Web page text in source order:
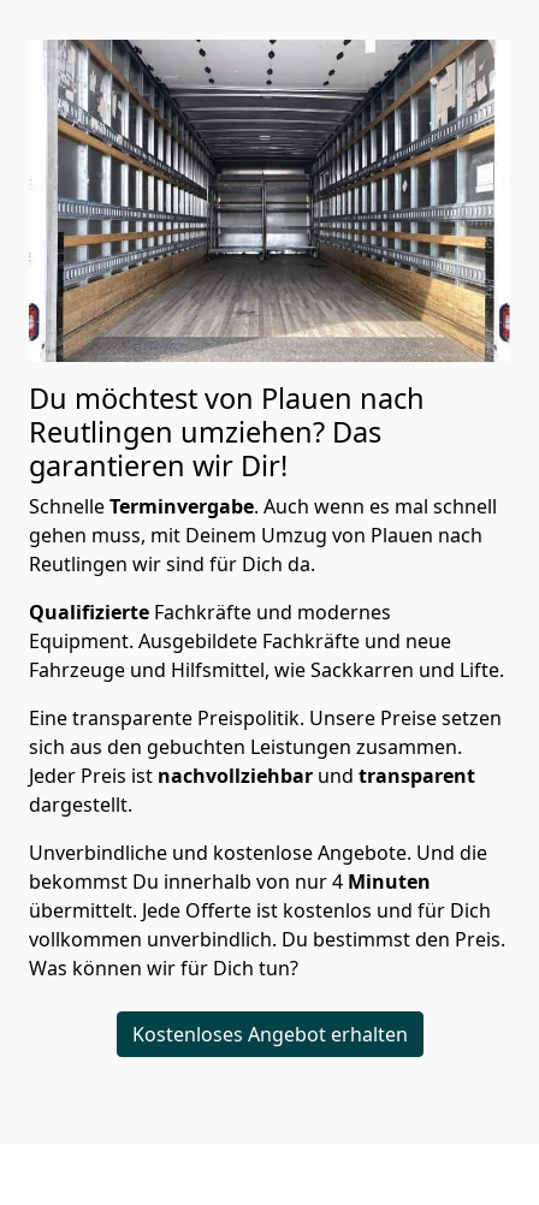
Du möchtest von Plauen nach
Reutlingen umziehen? Das
garantieren wir Dir!
SchnelleTerminvergabe. Auch wenn es mal schnell
gehen muss, mit Deinem Umzug von Plauen nach
Reutlingen wir sind für Dich da.
Qualifizierte Fachkräfte und modernes
Equipment. Ausgebildete Fachkräfte und neue
Fahrzeuge und Hilfsmittel, wie Sackkarren und Lifte.
Eine transparente Preispolitik. Unsere Preise setzen
sich aus den gebuchten Leistungen zusammen.
Jeder Preis ist nachvollziehbar und transparent
dargestellt.
Unverbindliche und kostenlose Angebote. Und die
bekommst Du innerhalb von nur4 Minuten
übermittelt. Jede Offerte ist kostenlos und für Dich
vollkommen unverbindlich. Du bestimmst den Preis.
Was können wir für Dich tun?
Kostenloses Angebot erhalten